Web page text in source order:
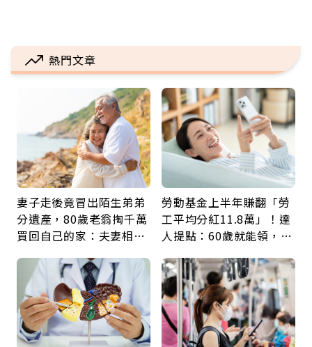
熱門文章
妻子走後竟冒出陌生弟弟
分遺產，80歲老翁掏千萬
買回自己的家：夫妻相守
勞動基金上半年賺翻「勞
工平均分紅11.8萬」！達
人提點：60歲就能領，重